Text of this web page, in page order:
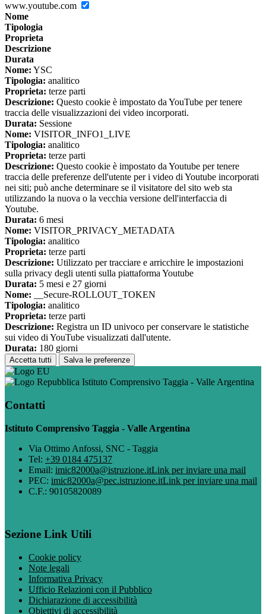
www.youtube.com
Nome
Tipologia
Proprieta
Descrizione
Durata
Nome: YSC
Tipologia: analitico
Proprieta: terze parti
Descrizione: Questo cookie è impostato da YouTube per tenere
traccia delle visualizzazioni dei video incorporati.
Durata: Sessione
Nome: VISITOR_INFO1_LIVE
Tipologia: analitico
Proprieta: terze parti
Descrizione: Questo cookie è impostato da Youtube per tenere
traccia delle preferenze dell'utente per i video di Youtube incorporati
nei siti; può anche determinare se il visitatore del sito web sta
utilizzando la nuova o la vecchia versione dell'interfaccia di
Youtube.
Durata: 6 mesi
Nome: VISITOR_PRIVACY_METADATA
Tipologia: analitico
Proprieta: terze parti
Descrizione: Utilizzato per tracciare e arricchire le impostazioni
sulla privacy degli utenti sulla piattaforma Youtube
Durata: 5 mesi e 27 giorni
Nome: __Secure-ROLLOUT_TOKEN
Tipologia: analitico
Proprieta: terze parti
Descrizione: Registra un ID univoco per conservare le statistiche
sui video di YouTube visualizzati dall'utente.
Durata: 180 giorni
Accetta tutti Salva le preferenze
Istituto Comprensivo Taggia - Valle Argentina
Contatti
Istituto Comprensivo Taggia - Valle Argentina
Via Ottimo Anfossi, SNC - Taggia
Tel: +39 0184 475137
Email: imic82000a@istruzione.itLink per inviare una mail
PEC: imic82000a@pec.istruzione.itLink per inviare una mail
C.F.: 90105820089
Sezione Link Utili
Cookie policy
Note legali
Informativa Privacy
Ufficio Relazioni con il Pubblico
Dichiarazione di accessibilità
Obiettivi di accessibilità